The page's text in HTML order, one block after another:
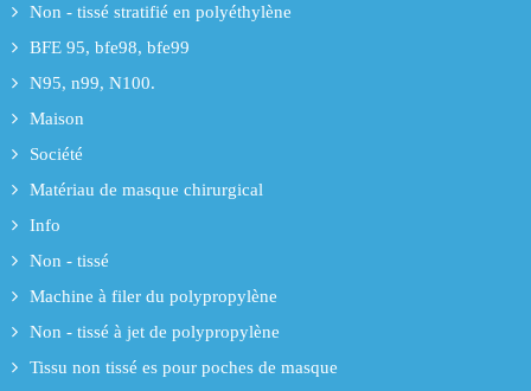
Non - tissé stratifié en polyéthylène
BFE 95, bfe98, bfe99
N95, n99, N100.
Maison
Société
Matériau de masque chirurgical
Info
Non - tissé
Machine à filer du polypropylène
Non - tissé à jet de polypropylène
Tissu non tissé es pour poches de masque